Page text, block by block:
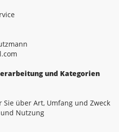
und Kategorien
über Art, Umfang und Zweck
Nutzung